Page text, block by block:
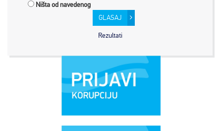
Ništa od navedenog
GLASAJ
Rezultati